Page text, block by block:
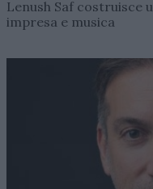
Lenush Saf costruisce
impresa e musica